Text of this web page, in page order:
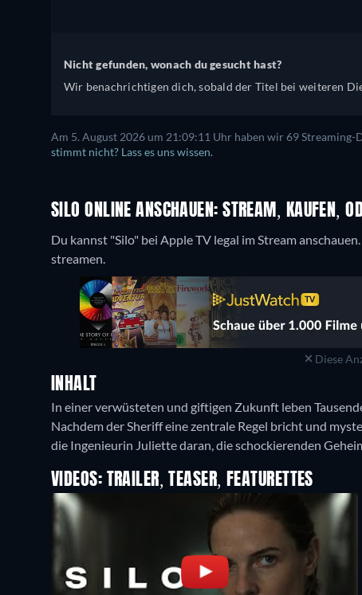
Nicht gefunden, wonach du gesucht hast?
Wir benachrichtigen dich, sobald der Titel bei weiteren
Am 5. August 2026 um 21:09:11 Uhr haben wir 69
stimmt nicht? Lass es uns wissen.
SILO ONLINE ANSCHAUEN: STREAM, KAUFEN,
Du kannst "Silo" bei Apple TV legal im Stream anschauen.
streamen.
Diese
INHALT
In einer verwüsteten und giftigen Zukunft leben
Nachdem der Sheriff eine zentrale Regel bricht und
die Ingenieurin Juliette daran, die schockierenden
VIDEOS: TRAILER, TEASER, FEATURETTES